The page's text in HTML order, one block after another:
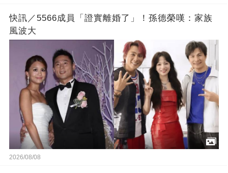
快訊／5566成員「證實離婚了」！孫德榮嘆：家族
風波大
2026/08/08